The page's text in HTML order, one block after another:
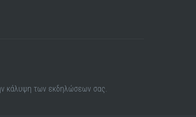
κάλυψη των εκδηλώσεων σας.